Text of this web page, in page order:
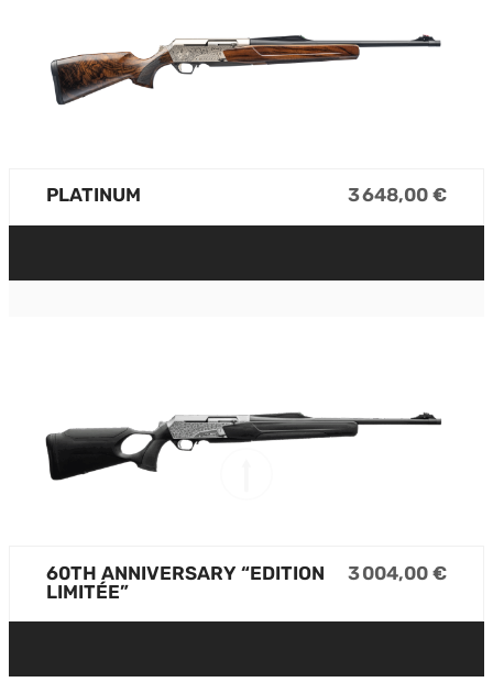
PLATINUM 3 648,00 €
60TH ANNIVERSARY “EDITION
LIMITÉE”
3 004,00 €